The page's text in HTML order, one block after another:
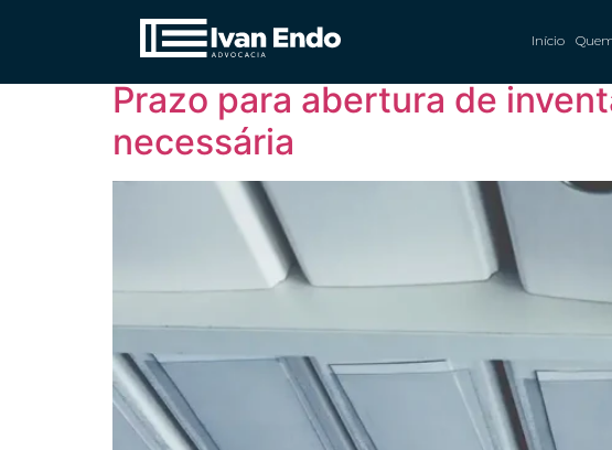
Início
Tag:Mandado de
Prazo para abertura de
necessária